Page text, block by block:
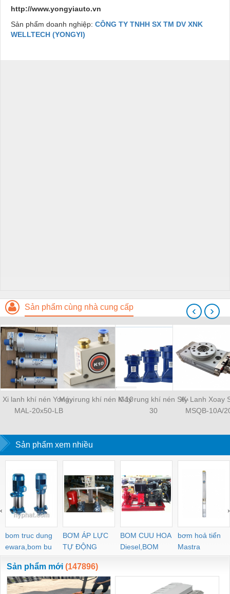
http://www.yongyiauto.vn
Sản phẩm doanh nghiệp: CÔNG TY TNHH SX TM DV XNK
WELLTECH (YONGYI)
Sản phẩm cùng nhà cung cấp
Xi lanh khí nén Yongyi
MAL-20x50-LB
Máy rung khí nén K-10Máy rung khí nén SK-
30
Xy Lanh Xoay
MSQB-10A/
‹ ›
Sản phẩm xem nhiều
bom truc dung
ewara,bom bu
ewara
BƠM ÁP LỰC
TỰ ĐỘNG
BOM CUU HOA
Diesel,BOM
CHUA CHAY
bơm hoả tiển
Mastra
‹ ›
Sản phẩm mới (147896)